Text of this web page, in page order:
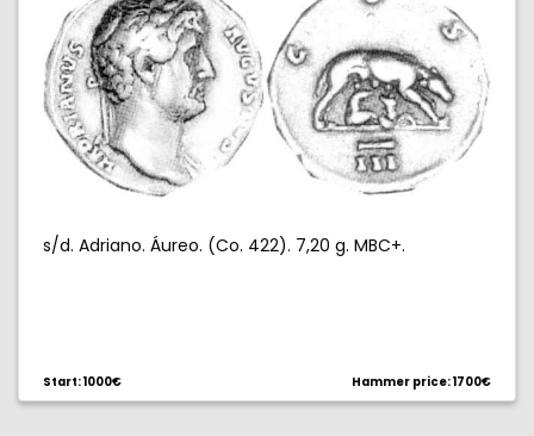
s/d. Adriano. Áureo. (Co. 422). 7,20 g. MBC+.
Start: 1000€ Hammer price: 1700€